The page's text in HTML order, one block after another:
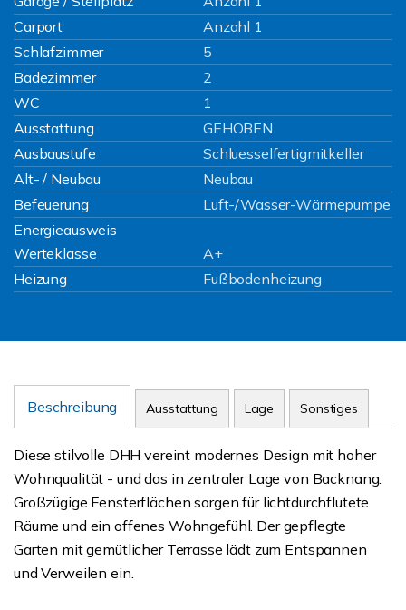
Carport
Anzahl 1
Schlafzimmer
5
Badezimmer
2
WC
1
Ausstattung
GEHOBEN
Ausbaustufe
Schluesselfertigmitkeller
Alt- / Neubau
Neubau
Befeuerung
Luft-/Wasser-Wärmepumpe
Energieausweis
Werteklasse
A+
Heizung
Fußbodenheizung
Beschreibung Ausstattung Lage Sonstiges
Diese stilvolle DHH vereint modernes Design mit hoher
Wohnqualität - und das in zentraler Lage von Backnang.
Großzügige Fensterflächen sorgen für lichtdurchflutete
Räume und ein offenes Wohngefühl. Der gepflegte
Garten mit gemütlicher Terrasse lädt zum Entspannen
und Verweilen ein.